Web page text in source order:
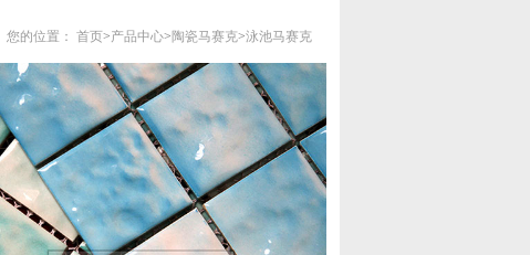
您的位置： 首页>产品中心> 陶瓷马赛克>泳池马赛克